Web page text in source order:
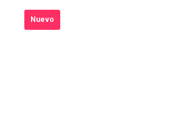
Nuevo